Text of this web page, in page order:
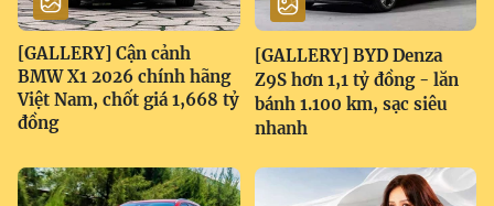
[GALLERY] Cận cảnh
BMW X1 2026 chính hãng
Việt Nam, chốt giá 1,668 tỷ
đồng
[GALLERY] BYD Denza
Z9S hơn 1,1 tỷ đồng - lăn
bánh 1.100 km, sạc siêu
nhanh